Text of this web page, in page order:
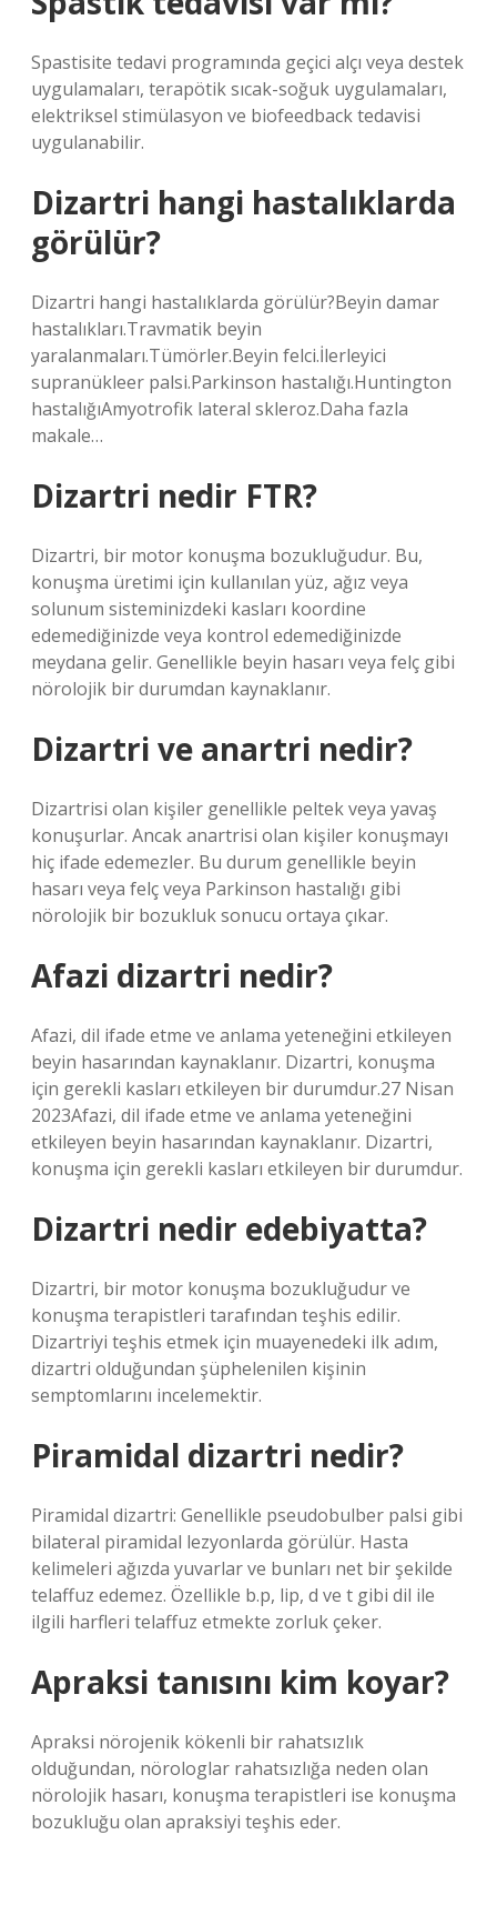
Spastisite tedavi programında geçici alçı veya destek
uygulamaları, terapötik sıcak-soğuk uygulamaları,
elektriksel stimülasyon ve biofeedback tedavisi
uygulanabilir.
Dizartri hangi hastalıklarda
görülür?
Dizartri hangi hastalıklarda görülür?Beyin damar
hastalıkları.Travmatik beyin
yaralanmaları.Tümörler.Beyin felci.İlerleyici
supranükleer palsi.Parkinson hastalığı.Huntington
hastalığıAmyotrofik lateral skleroz.Daha fazla
makale…
Dizartri nedir FTR?
Dizartri, bir motor konuşma bozukluğudur. Bu,
konuşma üretimi için kullanılan yüz, ağız veya
solunum sisteminizdeki kasları koordine
edemediğinizde veya kontrol edemediğinizde
meydana gelir. Genellikle beyin hasarı veya felç gibi
nörolojik bir durumdan kaynaklanır.
Dizartri ve anartri nedir?
Dizartrisi olan kişiler genellikle peltek veya yavaş
konuşurlar. Ancak anartrisi olan kişiler konuşmayı
hiç ifade edemezler. Bu durum genellikle beyin
hasarı veya felç veya Parkinson hastalığı gibi
nörolojik bir bozukluk sonucu ortaya çıkar.
Afazi dizartri nedir?
Afazi, dil ifade etme ve anlama yeteneğini etkileyen
beyin hasarından kaynaklanır. Dizartri, konuşma
için gerekli kasları etkileyen bir durumdur.27 Nisan
2023Afazi, dil ifade etme ve anlama yeteneğini
etkileyen beyin hasarından kaynaklanır. Dizartri,
konuşma için gerekli kasları etkileyen bir durumdur.
Dizartri nedir edebiyatta?
Dizartri, bir motor konuşma bozukluğudur ve
konuşma terapistleri tarafından teşhis edilir.
Dizartriyi teşhis etmek için muayenedeki ilk adım,
dizartri olduğundan şüphelenilen kişinin
semptomlarını incelemektir.
Piramidal dizartri nedir?
Piramidal dizartri: Genellikle pseudobulber palsi gibi
bilateral piramidal lezyonlarda görülür. Hasta
kelimeleri ağızda yuvarlar ve bunları net bir şekilde
telaffuz edemez. Özellikle b.p, lip, d ve t gibi dil ile
ilgili harfleri telaffuz etmekte zorluk çeker.
Apraksi tanısını kim koyar?
Apraksi nörojenik kökenli bir rahatsızlık
olduğundan, nörologlar rahatsızlığa neden olan
nörolojik hasarı, konuşma terapistleri ise konuşma
bozukluğu olan apraksiyi teşhis eder.